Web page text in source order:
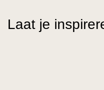
Laat je